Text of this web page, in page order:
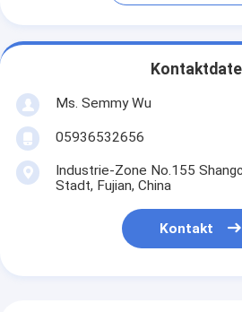
Ms. Semmy Wu
05936532656
Industrie-Zone No.155
Stadt, Fujian, China
Kontakt